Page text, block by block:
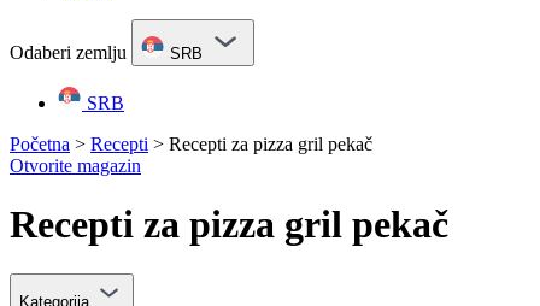
Odaberi zemlju SRB
SRB
Početna > Recepti > Recepti za pizza gril pekač
Otvorite magazin
Recepti za pizza gril pekač
Kategorija